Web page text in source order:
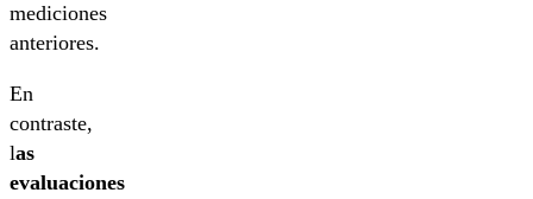
mediciones
anteriores.
En
contraste,
las
evaluaciones